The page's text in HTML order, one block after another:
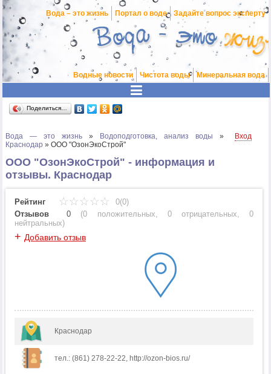
Вода – это жизнь Портал о воде Задайте вопрос эксперту
Водные новости Чистота воды Минеральная вода
Поделиться…
Вода — это жизнь » Водоподготовка, анализ воды »
Краснодар » ООО "ОзонЭкоСтрой"
Вход
ООО "ОзонЭкоСтрой" - информация и
отзывы. Краснодар
Рейтинг
0(0)
Отзывов
0 (0 положительных, 0 отрицательных,0
нейтральных)
+ Добавить отзыв
Краснодар
тел.: (861) 278-22-22, http://ozon-bios.ru/